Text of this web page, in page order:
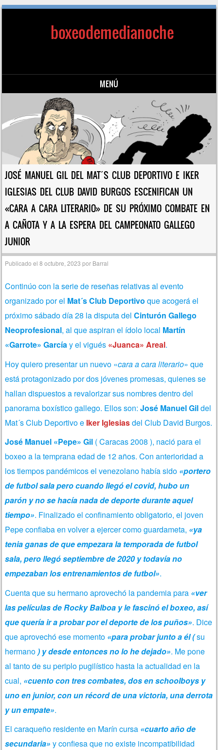
boxeodemedianoche
MENÚ
Saltar al contenido
JOSÉ MANUEL GIL DEL MAT´S CLUB DEPORTIVO E IKER
IGLESIAS DEL CLUB DAVID BURGOS ESCENIFICAN UN
«CARA A CARA LITERARIO» DE SU PRÓXIMO COMBATE EN
A CAÑOTA Y A LA ESPERA DEL CAMPEONATO GALLEGO
JUNIOR
Publicado el8 octubre, 2023 por Barral
Continúo con la serie de reseñas relativas al evento
organizado por el Mat´s Club Deportivo que acogerá el
próximo sábado día 28 la disputa delCinturón Gallego
Neoprofesional, al que aspiran el ídolo local Martín
«Garrote» Garcíay el vigués «Juanca» Areal.
Hoy quiero presentar un nuevo «cara a caraliterario» que
está protagonizado por dos jóvenes promesas, quienes se
hallan dispuestos a revalorizar sus nombres dentro del
panorama boxístico gallego. Ellos son:José Manuel Gildel
Mat´s Club Deportivo e Iker Iglesiasdel Club David Burgos.
José Manuel «Pepe» Gil ( Caracas 2008 ), nació para el
boxeo a la temprana edad de 12 años. Con anterioridad a
los tiempos pandémicos el venezolano había sido «portero
de futbol sala pero cuando llegó el covid, hubo un
parón y no se hacía nada de deporte durante aquel
tiempo». Finalizado el confinamiento obligatorio, el joven
Pepe confiaba en volver a ejercer como guardameta, «ya
tenia ganas de que empezara la temporada de futbol
sala, pero llegó septiembre de 2020 y todavía no
empezaban los entrenamientos de futbol».
Cuenta que su hermano aprovechó la pandemia para «ver
las películas de Rocky Balboa y le fascinó el boxeo, así
que quería ir a probar por el deporte de los puños». Dice
que aprovechó ese momento «para probar junto a él (su
hermano ) y desde entonces no lo he dejado». Me pone
al tanto de su periplo pugilístico hasta la actualidad en la
cual, «cuento con tres combates, dos en schoolboys y
uno en junior, con un récord de una victoria, una derrota
y un empate».
El caraqueño residente en Marín cursa «cuarto año de
secundaria» y confiesa que no existe incompatibilidad